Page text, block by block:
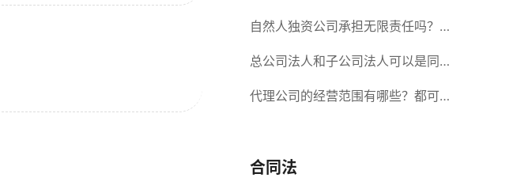
要准备什么材料？
自然人独资公司承担无限责任吗？有
限责任公司与有限责任公司的区别
总公司法人和子公司法人可以是同一
个人吗？总公司更名分公司需要更改
代理公司的经营范围有哪些？都可以
合同法